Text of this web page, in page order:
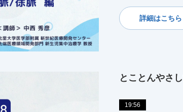
詳細はこちら
とことんやさ
19:56